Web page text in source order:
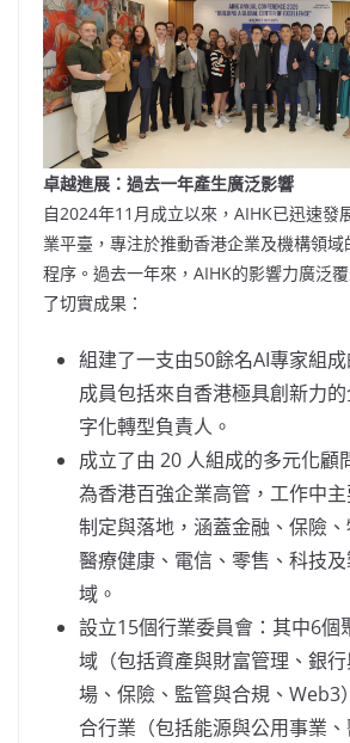
卓越進展：過去一年產生廣泛影響
自2024年11月成立以來，AIHK已迅速發
業平臺，專注於推動香港企業及機構領
程序。過去一年來，AIHK的影響力廣泛
了切實成果：
組建了一支由50餘名AI專家組成
成員包括來自香港極具創新力
字化轉型負責人。
成立了由 20 人組成的多元化顧
為香港百強企業高管，工作中
制定與落地，涵蓋金融、保險、
醫療健康、電信、零售、科技
域。
設立15個行業委員會：其中6個
域（包括資產與財富管理、銀
場、保險、監管與合規、Web3
合行業（包括能源與公用事業